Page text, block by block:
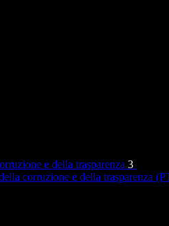
e della trasparenza 3
corruzione e della trasparenza